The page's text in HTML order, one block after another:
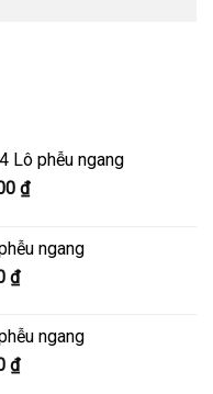
Lô phễu ngang
₫Khoảng
8.500.000 ₫
ngang
₫Khoảng
6.900.000 ₫
đến
ngang
₫Khoảng